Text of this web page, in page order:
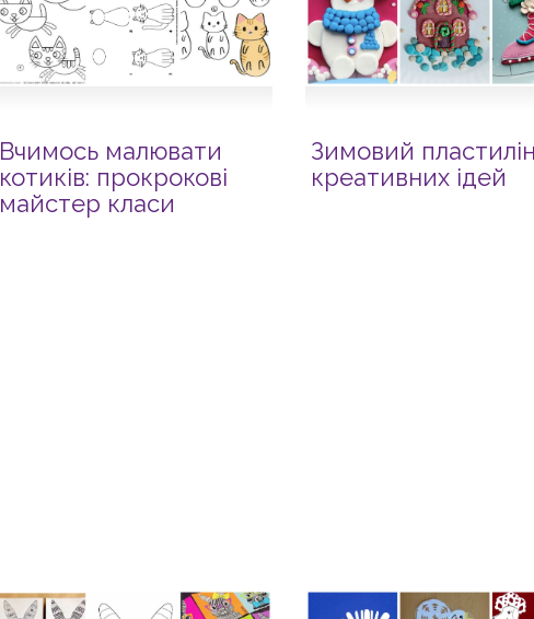
Вчимось малювати
котиків: прокрокові
майстер класи
Зимовий
креативних ідей